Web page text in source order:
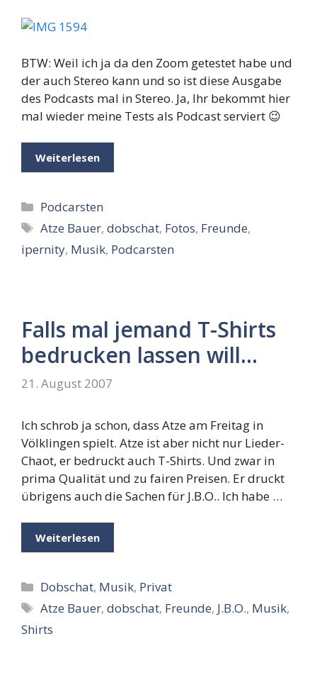
BTW: Weil ich ja da den Zoom getestet habe und
der auch Stereo kann und so ist diese Ausgabe
des Podcasts mal in Stereo. Ja, Ihr bekommt hier
mal wieder meine Tests als Podcast serviert 😉
Weiterlesen
Kategorien
Podcarsten
Schlagwörter
Atze Bauer,dobschat, Fotos, Freunde,
ipernity, Musik, Podcarsten
Falls mal jemand T-Shirts
bedrucken lassen will…
21. August 2007
Ich schrob ja schon, dass Atze am Freitag in
Völklingen spielt. Atze ist aber nicht nur Lieder-
Chaot, er bedruckt auch T-Shirts. Und zwar in
prima Qualität und zu fairen Preisen. Er druckt
übrigens auch die Sachen für J.B.O.. Ich habe …
Weiterlesen
Kategorien
Dobschat, Musik, Privat
Schlagwörter
Atze Bauer,dobschat, Freunde, J.B.O., Musik,
Shirts